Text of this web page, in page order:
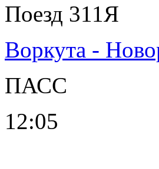
Поезд 311Я
Воркута -
ПАСС
12:05